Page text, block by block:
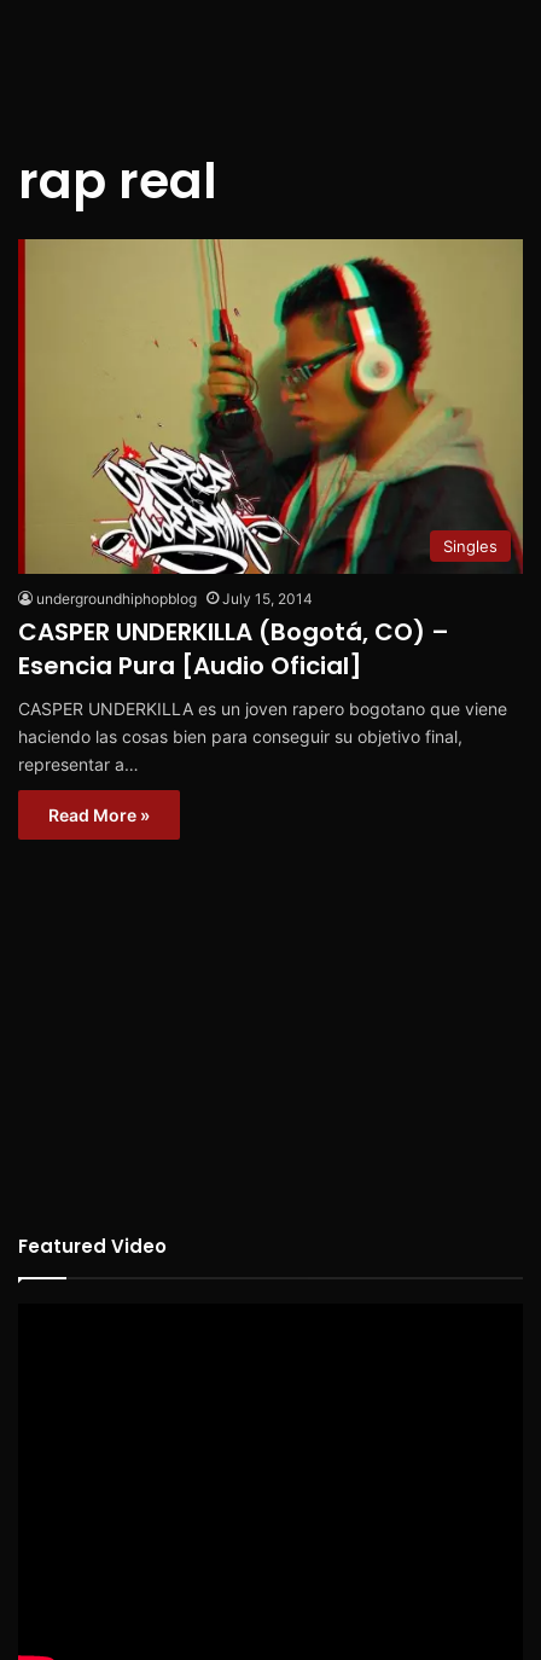
rap real
Singles
undergroundhiphopblog July 15, 2014
CASPER UNDERKILLA (Bogotá, CO) –
Esencia Pura [Audio Oficial]
CASPER UNDERKILLA es un joven rapero bogotano que viene
haciendo las cosas bien para conseguir su objetivo final,
representar a…
Read More »
Featured Video